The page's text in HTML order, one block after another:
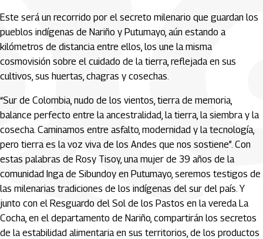
Este será un recorrido por el secreto milenario que guardan los
pueblos indígenas de Nariño y Putumayo, aún estando a
kilómetros de distancia entre ellos, los une la misma
cosmovisión sobre el cuidado de la tierra, reflejada en sus
cultivos, sus huertas, chagras y cosechas.
“Sur de Colombia, nudo de los vientos, tierra de memoria,
balance perfecto entre la ancestralidad, la tierra, la siembra y la
cosecha. Caminamos entre asfalto, modernidad y la tecnología,
pero tierra es la voz viva de los Andes que nos sostiene”. Con
estas palabras de Rosy Tisoy, una mujer de 39 años de la
comunidad Inga de Sibundoy en Putumayo, seremos testigos de
las milenarias tradiciones de los indígenas del sur del país. Y
junto con el Resguardo del Sol de los Pastos en la vereda La
Cocha, en el departamento de Nariño, compartirán los secretos
de la estabilidad alimentaria en sus territorios, de los productos